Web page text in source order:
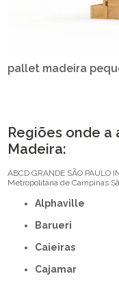
pallet madeira
Regiões onde
Madeira:
ABCD GRANDE SÃO PAULO
Metropolitana de Campinas
Alphaville
Barueri
Caieiras
Cajamar